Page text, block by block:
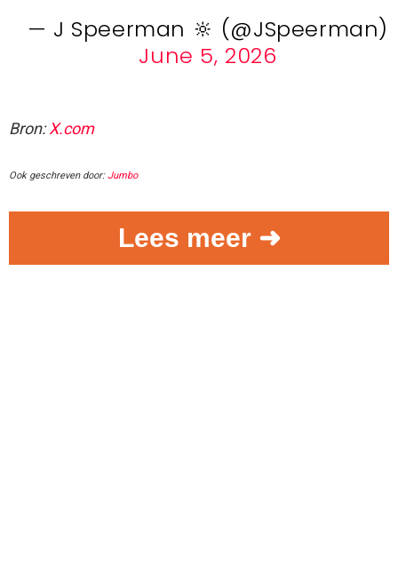
— J Speerman 🔆 (@JSpeerman)
June 5, 2026
Bron:X.com
Ook geschreven door:Jumbo
Lees meer ➜